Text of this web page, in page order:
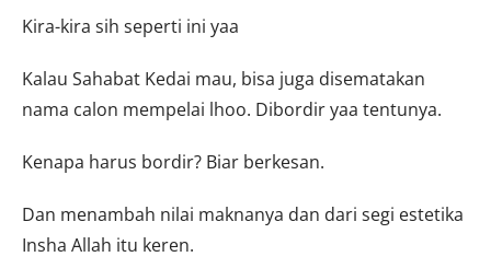
Kira-kira sih seperti ini yaa
Kalau Sahabat Kedai mau, bisa juga disematakan
nama calon mempelai lhoo. Dibordir yaa tentunya.
Kenapa harus bordir? Biar berkesan.
Dan menambah nilai maknanya dan dari segi estetika
Insha Allah itu keren.